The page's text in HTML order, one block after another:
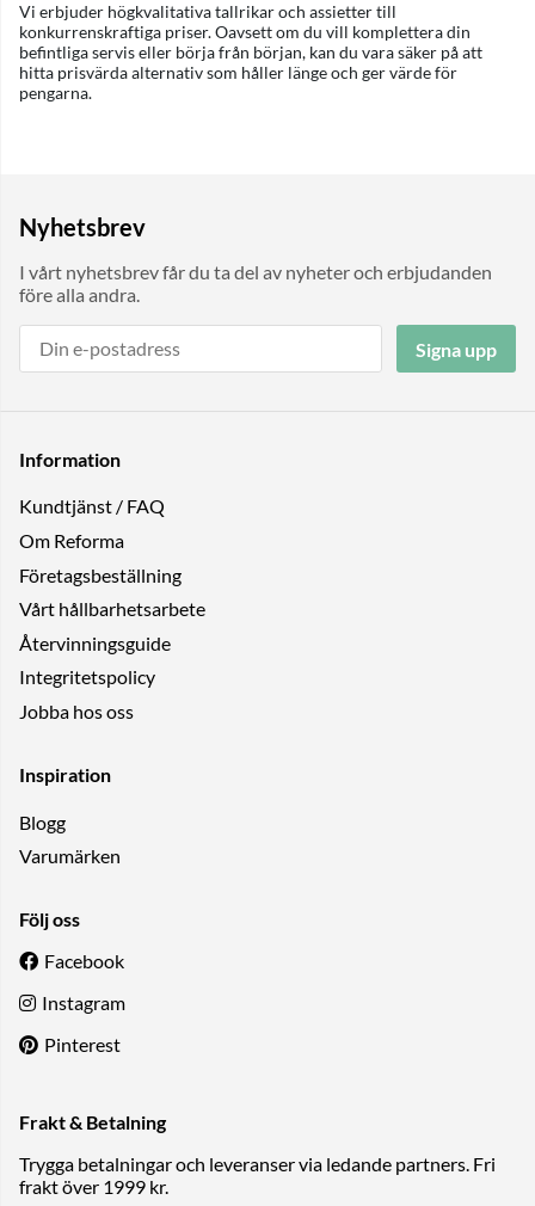
Vi erbjuder högkvalitativa tallrikar och assietter till
konkurrenskraftiga priser. Oavsett om du vill komplettera din
befintliga servis eller börja från början, kan du vara säker på att
hitta prisvärda alternativ som håller länge och ger värde för
pengarna.
Nyhetsbrev
I vårt nyhetsbrev får du ta del av nyheter och erbjudanden
före alla andra.
Signa upp
Information
Kundtjänst / FAQ
Om Reforma
Företagsbeställning
Vårt hållbarhetsarbete
Återvinningsguide
Integritetspolicy
Jobba hos oss
Inspiration
Blogg
Varumärken
Följ oss
Facebook
Instagram
Pinterest
Frakt & Betalning
Trygga betalningar och leveranser via ledande partners. Fri
frakt över 1999 kr.